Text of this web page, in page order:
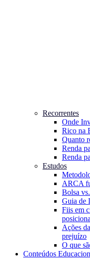
Recorrentes
Onde
Rico na
Quanto
Renda
Renda
Estudos
ARCA
Bolsa
Guia de
Fiis em
Ações
prejuízo
O que
Conteúdos